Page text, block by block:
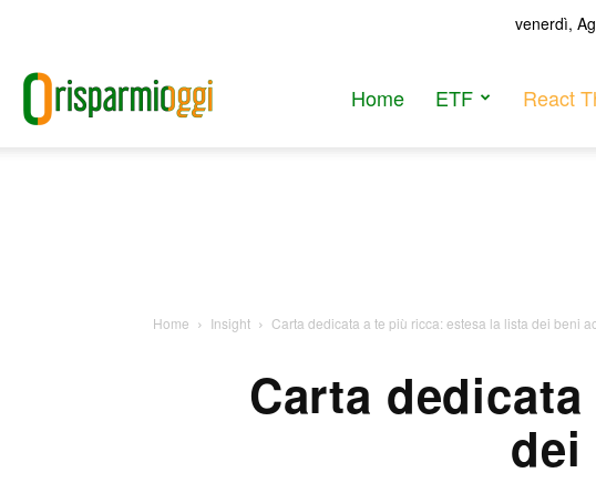
venerdì,
Home ETF React
Home Insight Carta dedicata a te più ricca: estesa la lista dei beni
Carta